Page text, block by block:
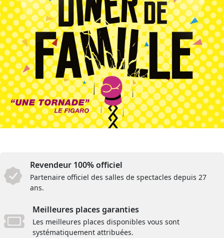
Revendeur 100% officiel
Partenaire officiel des salles de spectacles depuis 27
ans.
Meilleures places garanties
Les meilleures places disponibles vous sont
systématiquement attribuées.